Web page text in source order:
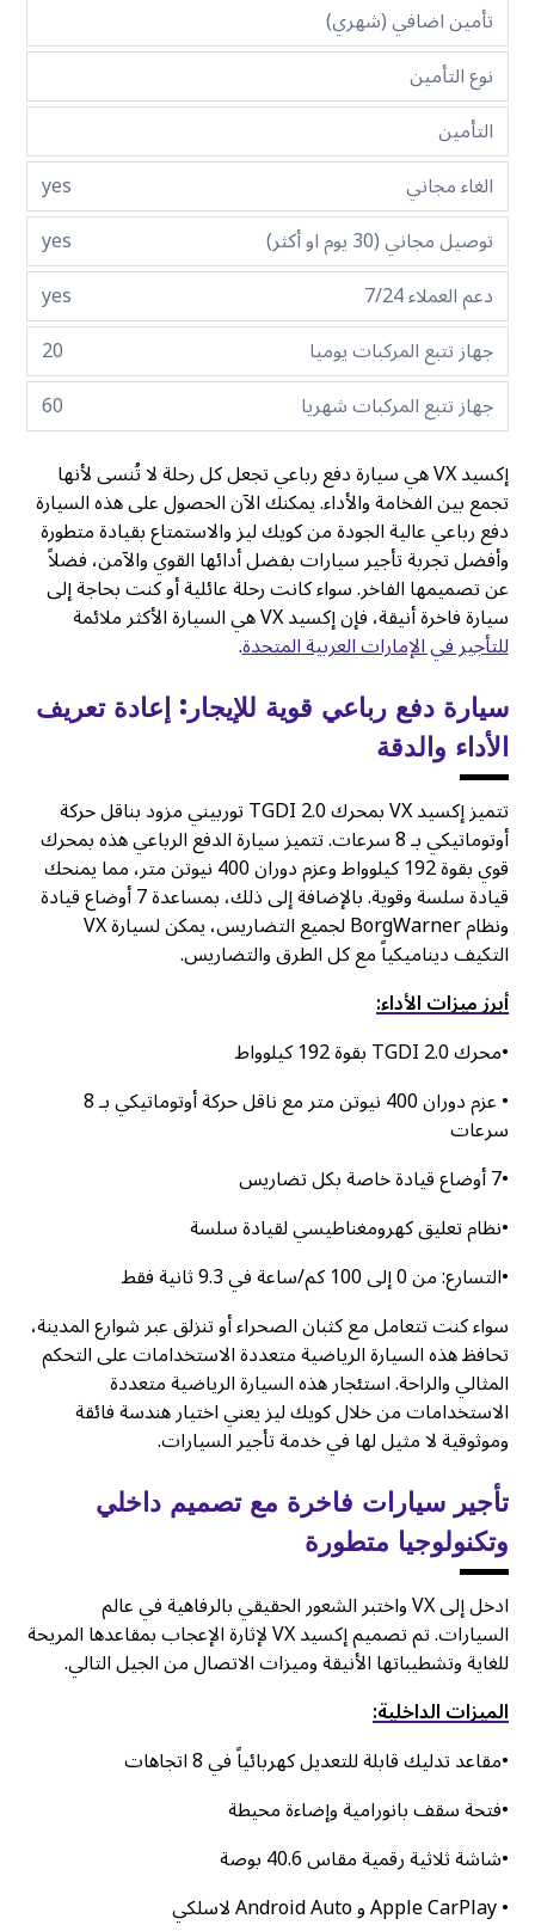
تأمين اضافي (شهري)
نوع التأمين
التأمين
الغاء مجاني
yes
توصيل مجاني (30 يوم او أكثر)
yes
دعم العملاء 7/24
yes
جهاز تتبع المركبات يوميا
20
جهاز تتبع المركبات شهريا
60
إكسيد VX هي سيارة دفع رباعي تجعل كل رحلة لا تُنسى لأنها
تجمع بين الفخامة والأداء. يمكنك الآن الحصول على هذه السيارة
دفع رباعي عالية الجودة من كويك ليز والاستمتاع بقيادة متطورة
وأفضل تجربة تأجير سيارات بفضل أدائها القوي والآمن، فضلاً
عن تصميمها الفاخر. سواء كانت رحلة عائلية أو كنت بحاجة إلى
سيارة فاخرة أنيقة، فإن إكسيد VX هي السيارة الأكثر ملائمة
للتأجير في الإمارات العربية المتحدة.
سيارة دفع رباعي قوية للإيجار: إعادة تعريف
الأداء والدقة
تتميز إكسيد VX بمحرك 2.0 TGDI توربيني مزود بناقل حركة
أوتوماتيكي بـ 8 سرعات. تتميز سيارة الدفع الرباعي هذه بمحرك
قوي بقوة 192 كيلوواط وعزم دوران 400 نيوتن متر، مما يمنحك
قيادة سلسة وقوية. بالإضافة إلى ذلك، بمساعدة 7 أوضاع قيادة
ونظام BorgWarner لجميع التضاريس، يمكن لسيارة VX
التكيف ديناميكياً مع كل الطرق والتضاريس.
أبرز ميزات الأداء:
•محرك 2.0 TGDI بقوة 192 كيلوواط
• عزم دوران 400 نيوتن متر مع ناقل حركة أوتوماتيكي بـ 8
سرعات
•7 أوضاع قيادة خاصة بكل تضاريس
•نظام تعليق كهرومغناطيسي لقيادة سلسة
•التسارع: من 0 إلى 100 كم/ساعة في 9.3 ثانية فقط
سواء كنت تتعامل مع كثبان الصحراء أو تنزلق عبر شوارع المدينة،
تحافظ هذه السيارة الرياضية متعددة الاستخدامات على التحكم
المثالي والراحة. استئجار هذه السيارة الرياضية متعددة
الاستخدامات من خلال كويك ليز يعني اختيار هندسة فائقة
وموثوقية لا مثيل لها في خدمة تأجير السيارات.
تأجير سيارات فاخرة مع تصميم داخلي
وتكنولوجيا متطورة
ادخل إلى VX واختبر الشعور الحقيقي بالرفاهية في عالم
السيارات. تم تصميم إكسيد VX لإثارة الإعجاب بمقاعدها المريحة
للغاية وتشطيباتها الأنيقة وميزات الاتصال من الجيل التالي.
الميزات الداخلية:
•مقاعد تدليك قابلة للتعديل كهربائياً في 8 اتجاهات
•فتحة سقف بانورامية وإضاءة محيطة
•شاشة ثلاثية رقمية مقاس 40.6 بوصة
• Apple CarPlay و Android Auto لاسلكي